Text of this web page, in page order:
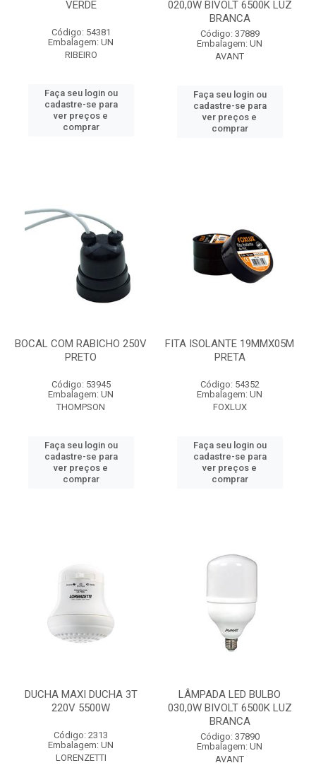
VERDE
Código: 54381
Embalagem: UN
RIBEIRO
Faça seu login ou
cadastre-se para
ver preços e
comprar
020,0W BIVOLT 6500K LUZ
BRANCA
Código: 37889
Embalagem: UN
AVANT
Faça seu login ou
cadastre-se para
ver preços e
comprar
BOCAL COM RABICHO 250V
PRETO
Código: 53945
Embalagem: UN
THOMPSON
Faça seu login ou
cadastre-se para
ver preços e
comprar
FITA ISOLANTE 19MMX05M
PRETA
Código: 54352
Embalagem: UN
FOXLUX
Faça seu login ou
cadastre-se para
ver preços e
comprar
DUCHA MAXI DUCHA 3T
220V 5500W
Código: 2313
Embalagem: UN
LORENZETTI
LÂMPADA LED BULBO
030,0W BIVOLT 6500K LUZ
BRANCA
Código: 37890
Embalagem: UN
AVANT